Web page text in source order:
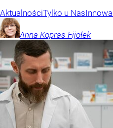
AktualnościTylko u Nas
Anna Kopras-Fijołek